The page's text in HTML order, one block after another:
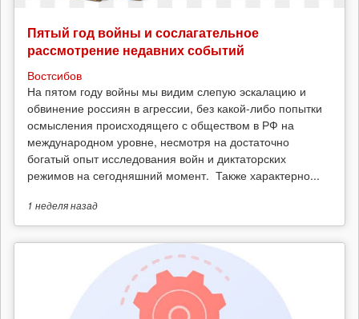
Пятый год войны и сослагательное
рассмотрение недавних событий
Востсибов
На пятом году войны мы видим слепую эскалацию и
обвинение россиян в агрессии, без какой-либо попытки
осмысления происходящего с обществом в РФ на
международном уровне, несмотря на достаточно
богатый опыт исследования войн и диктаторских
режимов на сегодняшний момент. Также характерно...
1 неделяназад